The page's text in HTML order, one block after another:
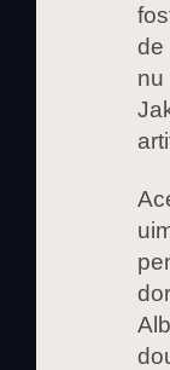
de
nu